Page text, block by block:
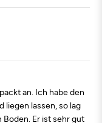
an. Ich habe den
liegen lassen, so lag
Boden. Er ist sehr gut